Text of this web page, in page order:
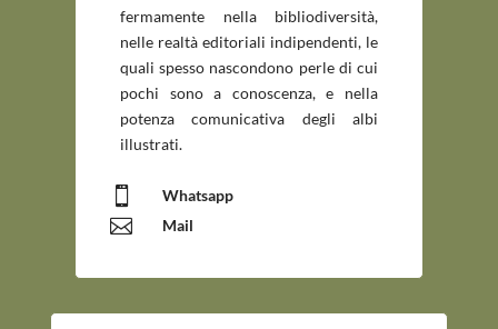
fermamente nella bibliodiversità,
nelle realtà editoriali indipendenti, le
quali spesso nascondono perle di cui
pochi sono a conoscenza, e nella
potenza comunicativa degli albi
illustrati.
 Whatsapp
 Mail